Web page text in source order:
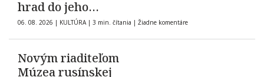
hrad do jeho
pôvodnej podoby z
roku 1903
06. 08. 2026 | KULTÚRA | 3 min. čítania | Žiadne komentáre
Novým riaditeľom
Múzea rusínskej